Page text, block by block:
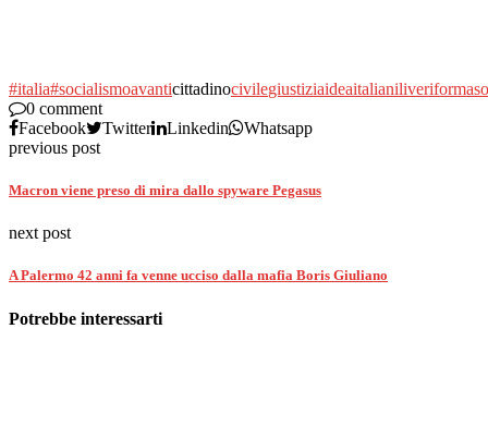
#italia#socialismoavanticittadinocivilegiustiziaideaitalianiliveriforma
0 comment
Facebook
Twitter Linkedin
Whatsapp
previous post
Macron viene preso di mira dallo spyware Pegasus
next post
A Palermo 42 anni fa venne ucciso dalla mafia Boris Giuliano
Potrebbe interessarti